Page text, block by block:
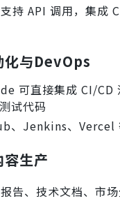
持 API 调用，集成
与DevOps
可直接集成 CI/CD
试代码
、Jenkins、Vercel
生产
告、技术文档、市